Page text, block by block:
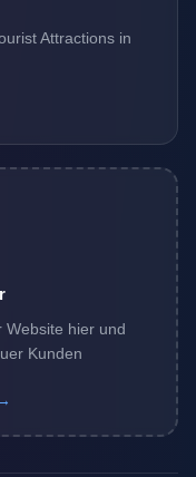
Attractions in
Website hier und
Kunden